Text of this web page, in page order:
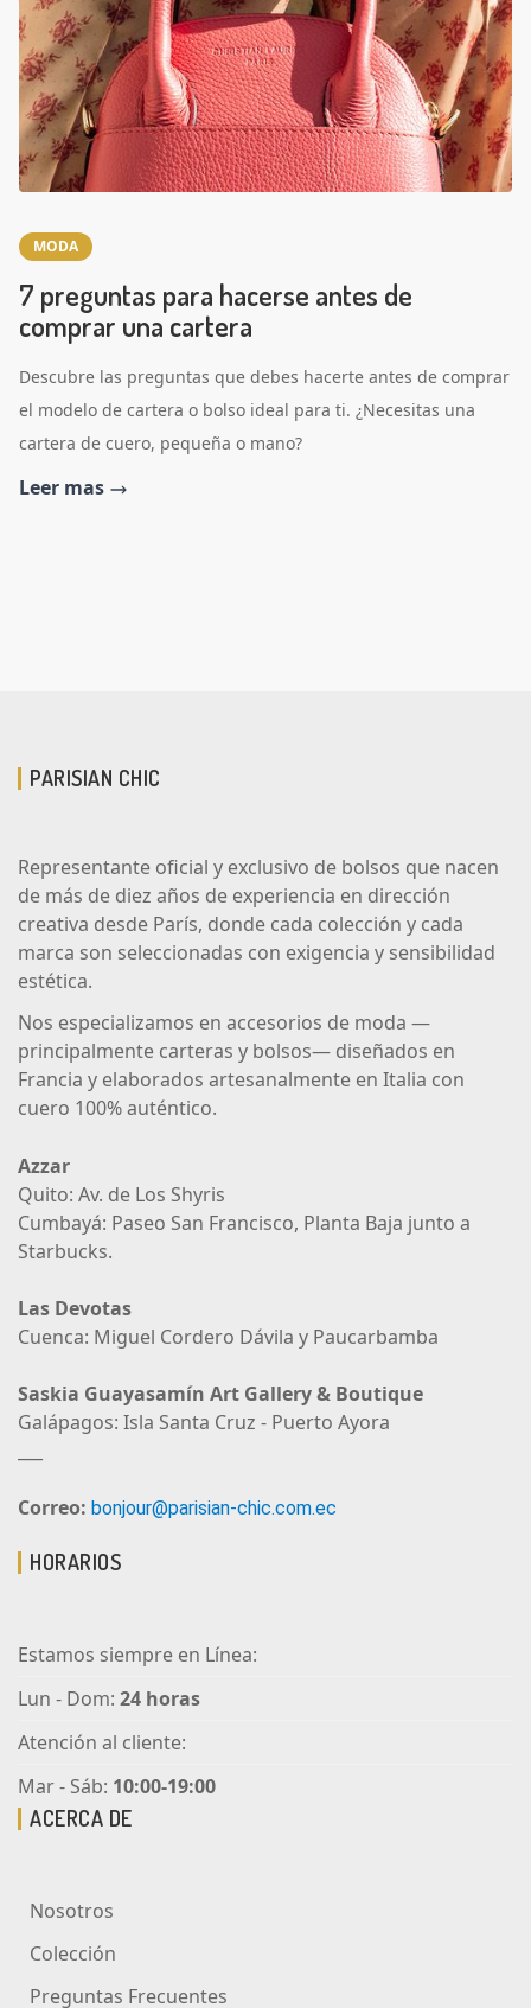
MODA
7 preguntas para hacerse antes de
comprar una cartera
Descubre las preguntas que debes hacerte antes de comprar
el modelo de cartera o bolso ideal para ti. ¿Necesitas una
cartera de cuero, pequeña o mano?
Leer mas
PARISIAN CHIC
Representante oficial y exclusivo de bolsos que nacen
de más de diez años de experiencia en dirección
creativa desde París, donde cada colección y cada
marca son seleccionadas con exigencia y sensibilidad
estética.
Nos especializamos en accesorios de moda —
principalmente carteras y bolsos— diseñados en
Francia y elaborados artesanalmente en Italia con
cuero 100% auténtico.
Azzar
Quito: Av. de Los Shyris
Cumbayá: Paseo San Francisco, Planta Baja junto a
Starbucks.
Las Devotas
Cuenca: Miguel Cordero Dávila y Paucarbamba
Saskia Guayasamín Art Gallery & Boutique
Galápagos: Isla Santa Cruz - Puerto Ayora
Correo: bonjour@parisian-chic.com.ec
HORARIOS
Estamos siempre en Línea:
Lun - Dom: 24 horas
Atención al cliente:
Mar - Sáb: 10:00-19:00
ACERCA DE
Nosotros
Colección
Preguntas Frecuentes